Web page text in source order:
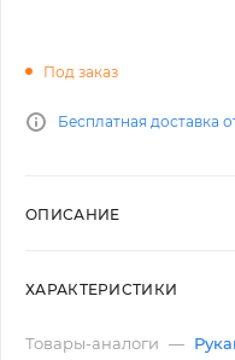
Под заказ
Бесплатная доставка
ОПИСАНИЕ
ХАРАКТЕРИСТИКИ
Товары-аналоги —